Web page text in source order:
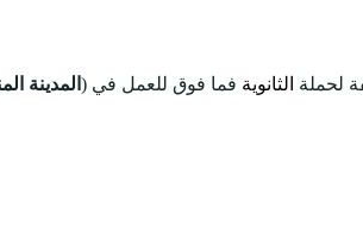
الثانوية فما فوق للعمل في ( المدينة